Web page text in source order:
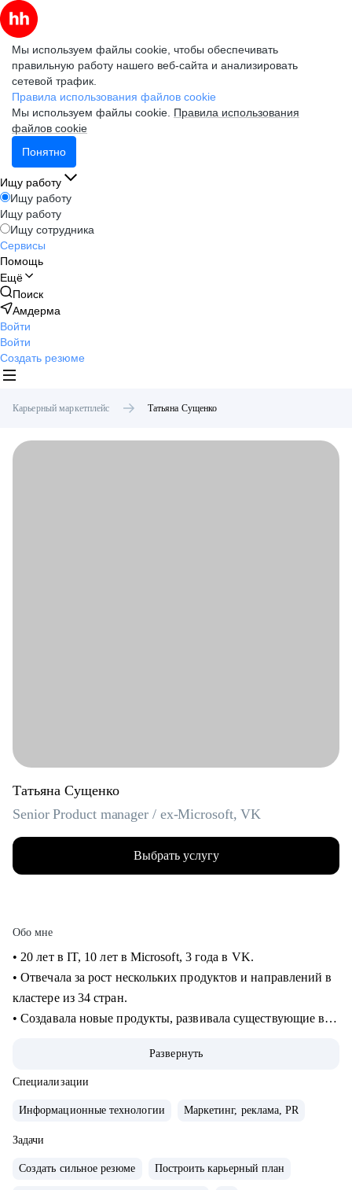
Мы используем файлы cookie, чтобы обеспечивать
правильную работу нашего веб-сайта и анализировать
сетевой трафик.
Правила использования файлов cookie
Мы используем файлы cookie. Правила использования
файлов cookie
Понятно
Ищу работу
Ищу работу
Ищу работу
Ищу сотрудника
Сервисы
Помощь
Ещё
Поиск
Амдерма
Войти
Войти
Создать резюме
Карьерный маркетплейс Татьяна Сущенко
Татьяна Сущенко
Senior Product manager / ex-Microsoft, VK
Выбрать услугу
Обо мне
• 20 лет в IT, 10 лет в Microsoft, 3 года в VK.
• Отвечала за рост нескольких продуктов и направлений в
кластере из 34 стран.
• Создавала новые продукты, развивала существующие в
• Управляла портфелем из 30 продуктов.
• Помогаю стартапам.
С чем помогу:
• Проверить ваши скиллы и разработать план роста.
• Подготовить к собеседованиям, тестовым и самой работе.
Развернуть
Специализации
Информационные технологии Маркетинг, реклама, PR
Задачи
Создать сильное резюме Построить карьерный план